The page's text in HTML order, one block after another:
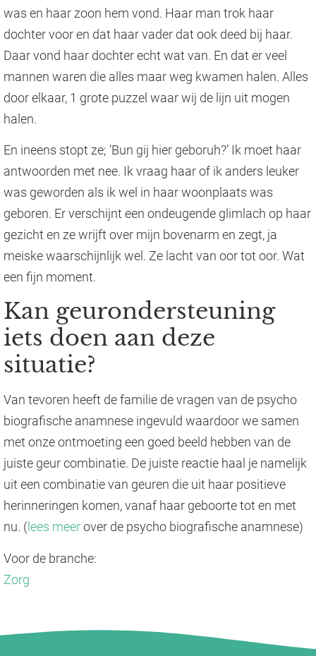
was en haar zoon hem vond. Haar man trok haar
dochter voor en dat haar vader dat ook deed bij haar.
Daar vond haar dochter echt wat van. En dat er veel
mannen waren die alles maar weg kwamen halen. Alles
door elkaar, 1 grote puzzel waar wij de lijn uit mogen
halen.
En ineens stopt ze; ‘Bun gij hier geboruh?’ Ik moet haar
antwoorden met nee. Ik vraag haar of ik anders leuker
was geworden als ik wel in haar woonplaats was
geboren. Er verschijnt een ondeugende glimlach op haar
gezicht en ze wrijft over mijn bovenarm en zegt, ja
meiske waarschijnlijk wel. Ze lacht van oor tot oor. Wat
een fijn moment.
Kan geurondersteuning
iets doen aan deze
situatie?
Van tevoren heeft de familie de vragen van de psycho
biografische anamnese ingevuld waardoor we samen
met onze ontmoeting een goed beeld hebben van de
juiste geur combinatie. De juiste reactie haal je namelijk
uit een combinatie van geuren die uit haar positieve
herinneringen komen, vanaf haar geboorte tot en met
nu. (lees meerover de psycho biografische anamnese)
Voor de branche:
Zorg